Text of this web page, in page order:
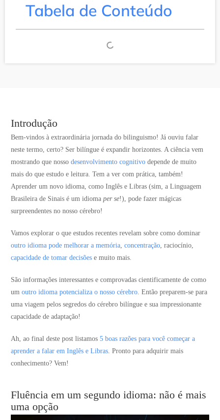
Tabela de Conteúdo
Introdução
Bem-vindos à extraordinária jornada do bilinguismo! Já ouviu falar
neste termo, certo? Ser bilíngue é expandir horizontes. A ciência vem
mostrando que nosso desenvolvimento cognitivo depende de muito
mais do que estudo e leitura. Tem a ver com prática, também!
Aprender um novo idioma, como Inglês e Libras (sim, a Linguagem
Brasileira de Sinais é um idioma per se!), pode fazer mágicas
surpreendentes no nosso cérebro!
Vamos explorar o que estudos recentes revelam sobre como dominar
outro idioma pode melhorar a memória, concentração, raciocínio,
capacidade de tomar decisões e muito mais.
São informações interessantes e comprovadas cientificamente de como
um outro idioma potencializa o nosso cérebro. Então preparem-se para
uma viagem pelos segredos do cérebro bilíngue e sua impressionante
capacidade de adaptação!
Ah, ao final deste post listamos 5 boas razões para você começar a
aprender a falar em Inglês e Libras. Pronto para adquirir mais
conhecimento? Vem!
Fluência em um segundo idioma: não é mais
uma opção